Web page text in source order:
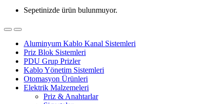
Sepetinizde ürün bulunmuyor.
Aluminyum Kablo Kanal Sistemleri
Priz Blok Sistemleri
PDU Grup Prizler
Kablo Yönetim Sistemleri
Otomasyon Ürünleri
Elektrik Malzemeleri
Priz & Anahtarlar